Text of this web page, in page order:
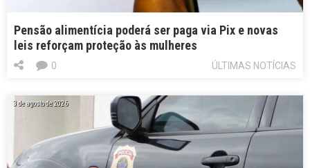
Pensão alimentícia poderá ser paga via Pix e novas
leis reforçam proteção às mulheres
ÚLTIMAS NOTÍCIAS
0
3 de agosto de 2026